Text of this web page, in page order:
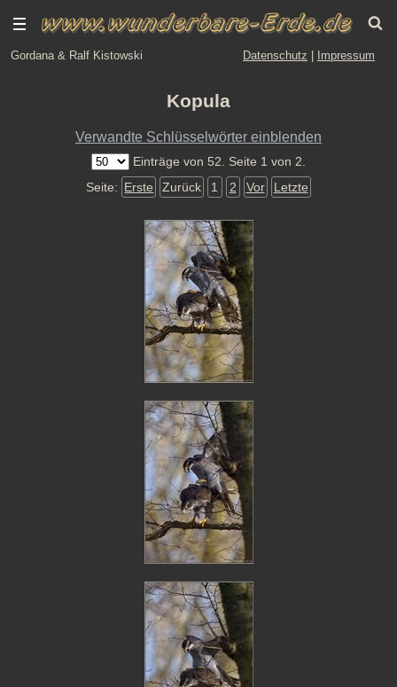
Gordana & Ralf Kistowski Datenschutz Impressum
Kopula
Verwandte Schlüsselwörter einblenden
Einträge von 52. Seite 1 von 2.
Seite: Erste Zurück 1 2 Vor Letzte